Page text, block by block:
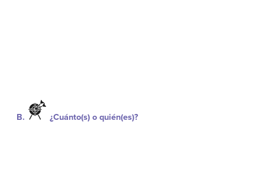
B. ¿Cuánto(s) o quién(es)?